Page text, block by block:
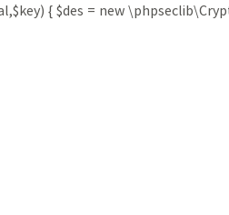
{ $des = new